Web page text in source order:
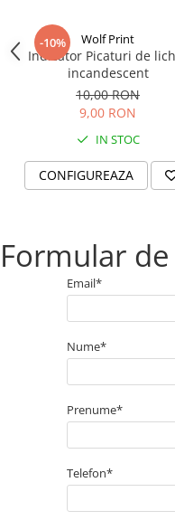
-10% Wolf Print
Indicator Picaturi de
incandescent
10,00 RON
9,00 RON
IN STOC
CONFIGUREAZA
Formular
Email*
Nume*
Prenume*
Telefon*